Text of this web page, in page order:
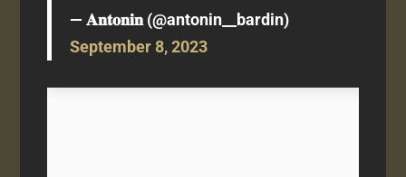
— 𝐀𝐧𝐭𝐨𝐧𝐢𝐧 (@antonin__bardin)
September 8, 2023